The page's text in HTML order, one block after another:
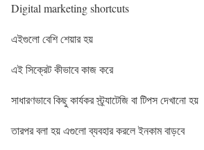
Digital marketing shortcuts
এইগুলো বেশি শেয়ার হয়
এই সিক্রেট কীভাবে কাজ করে
সাধারণভাবে কিছু কার্যকর স্ট্র্যাটেজি বা টিপস দেখানো হয়
তারপর বলা হয় এগুলো ব্যবহার করলে ইনকাম বাড়বে